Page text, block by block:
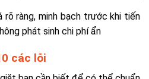
rõ ràng, minh bạch trước khi tiến
phát sinh chi phí ẩn
các lỗi